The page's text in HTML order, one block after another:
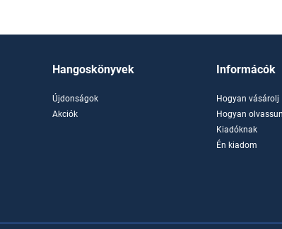
Hangoskönyvek
Újdonságok
Akciók
Informácók
Hogyan vásárolj
Hogyan
Kiadóknak
Én kiadom